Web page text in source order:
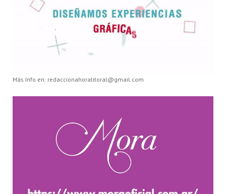
Más Info en: redaccionahoralitoral@gmail.com